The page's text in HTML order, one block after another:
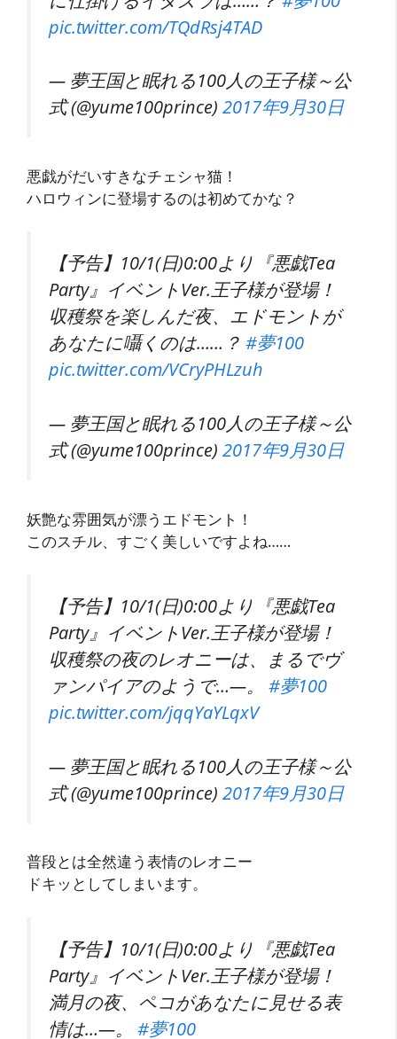
pic.twitter.com/TQdRsj4TAD
— 夢王国と眠れる100人の王子様～公
式 (@yume100prince) 2017年9月30日
悪戯がだいすきなチェシャ猫！
ハロウィンに登場するのは初めてかな？
【予告】10/1(日)0:00より『悪戯Tea
Party』イベントVer.王子様が登場！
収穫祭を楽しんだ夜、エドモントが
あなたに囁くのは……？ #夢100
pic.twitter.com/VCryPHLzuh
— 夢王国と眠れる100人の王子様～公
式 (@yume100prince) 2017年9月30日
妖艶な雰囲気が漂うエドモント！
このスチル、すごく美しいですよね……
【予告】10/1(日)0:00より『悪戯Tea
Party』イベントVer.王子様が登場！
収穫祭の夜のレオニーは、まるでヴ
ァンパイアのようで…―。 #夢100
pic.twitter.com/jqqYaYLqxV
— 夢王国と眠れる100人の王子様～公
式 (@yume100prince) 2017年9月30日
普段とは全然違う表情のレオニー
ドキッとしてしまいます。
【予告】10/1(日)0:00より『悪戯Tea
Party』イベントVer.王子様が登場！
満月の夜、ペコがあなたに見せる表
情は…―。 #夢100